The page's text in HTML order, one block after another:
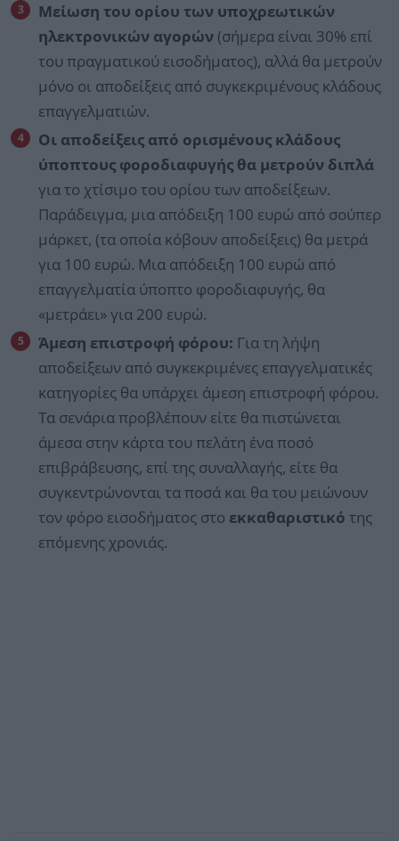
Μείωση του ορίου των υποχρεωτικών
ηλεκτρονικών αγορών (σήμερα είναι 30% επί
του πραγματικού εισοδήματος), αλλά θα μετρούν
μόνο οι αποδείξεις από συγκεκριμένους κλάδους
επαγγελματιών.
Οι αποδείξεις από ορισμένους κλάδους
ύποπτους φοροδιαφυγής θα μετρούν διπλά
για το χτίσιμο του ορίου των αποδείξεων.
Παράδειγμα, μια απόδειξη 100 ευρώ από σούπερ
μάρκετ, (τα οποία κόβουν αποδείξεις) θα μετρά
για 100 ευρώ. Μια απόδειξη 100 ευρώ από
επαγγελματία ύποπτο φοροδιαφυγής, θα
«μετράει» για 200 ευρώ.
Άμεση επιστροφή φόρου: Για τη λήψη
αποδείξεων από συγκεκριμένες επαγγελματικές
κατηγορίες θα υπάρχει άμεση επιστροφή φόρου.
Τα σενάρια προβλέπουν είτε θα πιστώνεται
άμεσα στην κάρτα του πελάτη ένα ποσό
επιβράβευσης, επί της συναλλαγής, είτε θα
συγκεντρώνονται τα ποσά και θα του μειώνουν
τον φόρο εισοδήματος στο εκκαθαριστικό της
επόμενης χρονιάς.